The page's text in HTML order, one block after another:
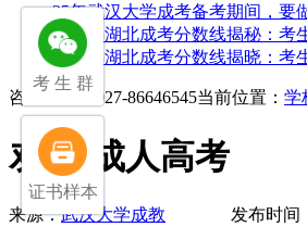
25年武汉大学成考备考期间，要
2025年湖北成考分数线揭秘：考
2025年湖北成考分数线揭晓：考
咨询电话：027-86646545当前位置： 学
劝学-成人高考
来源：武汉大学成教 发布时间：
考 生 群
证书样本